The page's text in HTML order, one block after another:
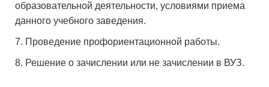
образовательной деятельности, условиями приема
данного учебного заведения.
Проведение профориентационной работы.
Решение о зачислении или не зачислении в ВУЗ.